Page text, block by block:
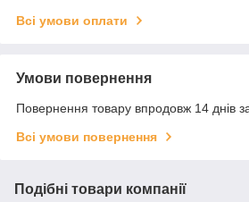
Всі умови оплати
Умови повернення
Повернення товару впродовж 14 днів
Всі умови повернення
Подібні товари компанії